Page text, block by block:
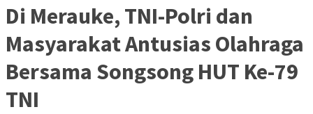
Di Merauke, TNI-Polri dan
Masyarakat Antusias Olahraga
Bersama Songsong HUT Ke-79
TNI